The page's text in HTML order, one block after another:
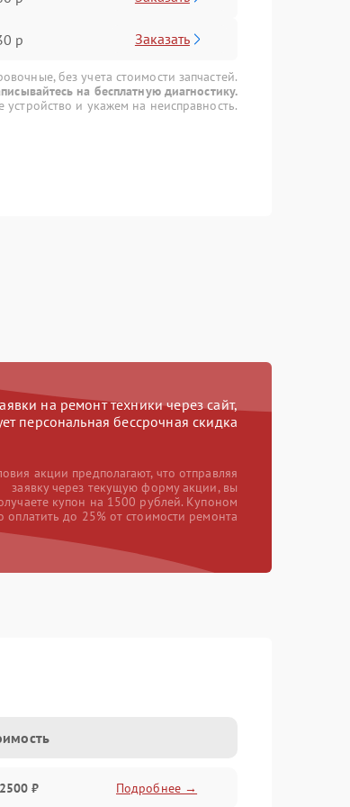
р Заказать
без учета стоимости запчастей.
на бесплатную диагностику.
и укажем на неисправность.
на ремонт техники через сайт,
персональная бессрочная скидка
акции предполагают, что отправляя
заявку через текущую форму акции, вы
купон на 1500 рублей. Купоном
оплатить до 25% от стоимости ремонта
₽ Подробнее →